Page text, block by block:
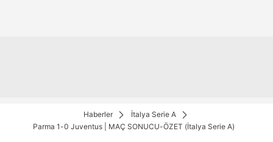
Haberler
İtalya Serie A
Parma 1-0 Juventus | MAÇ SONUCU-ÖZET (İtalya Serie A)